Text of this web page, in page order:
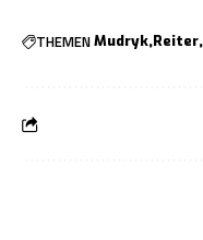
THEMENMudryk Reiter